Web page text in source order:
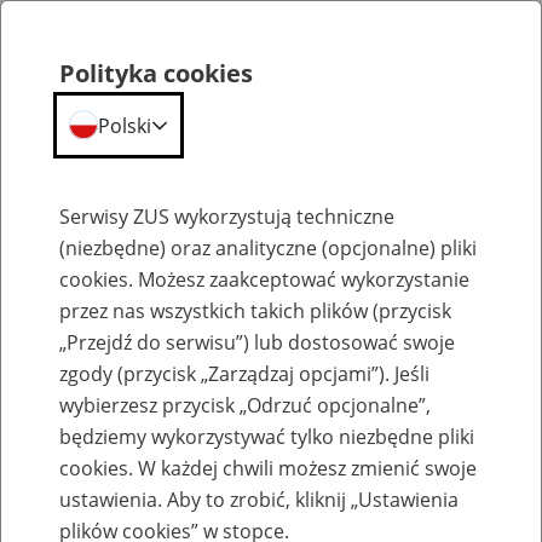
Emerytury
Baza zlikwidowanych lub
przekształconych zakładów pracy
Polityka cookies
Polski
Serwisy ZUS wykorzystują techniczne
(niezbędne) oraz analityczne (opcjonalne) pliki
cookies. Możesz zaakceptować wykorzystanie
przez nas wszystkich takich plików (przycisk
„Przejdź do serwisu”) lub dostosować swoje
zgody (przycisk „Zarządzaj opcjami”). Jeśli
wybierzesz przycisk „Odrzuć opcjonalne”,
będziemy wykorzystywać tylko niezbędne pliki
cookies. W każdej chwili możesz zmienić swoje
ustawienia. Aby to zrobić, kliknij „Ustawienia
plików cookies” w stopce.